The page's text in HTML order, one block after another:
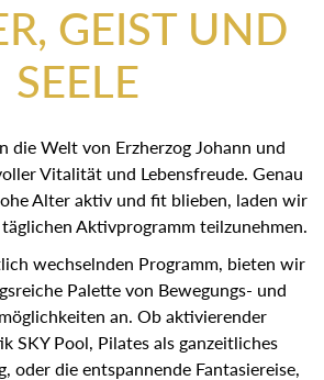
GEIST UND
SEELE
die Welt von Erzherzog Johann und
Vitalität und Lebensfreude. Genau
Alter aktiv und fit blieben, laden wir
Aktivprogramm teilzunehmen.
wechselnden Programm, bieten wir
Palette von Bewegungs- und
an. Ob aktivierender
SKY Pool, Pilates als ganzeitliches
oder die entspannende Fantasiereise,